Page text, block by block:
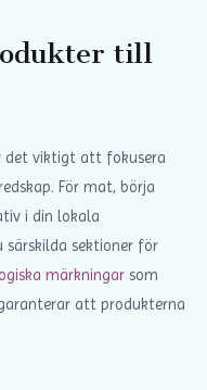
till
det viktigt att fokusera
För mat, börja
i din lokala
särskilda sektioner för
märkningar som
att produkterna